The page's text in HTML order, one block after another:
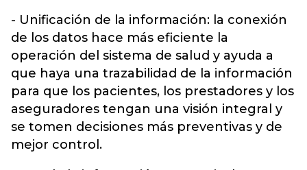
- Unificación de la información: la conexión
de los datos hace más eficiente la
operación del sistema de salud y ayuda a
que haya una trazabilidad de la información
para que los pacientes, los prestadores y los
aseguradores tengan una visión integral y
se tomen decisiones más preventivas y de
mejor control.